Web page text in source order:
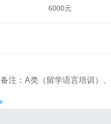
6000元
备注：A类（留学语言培训）